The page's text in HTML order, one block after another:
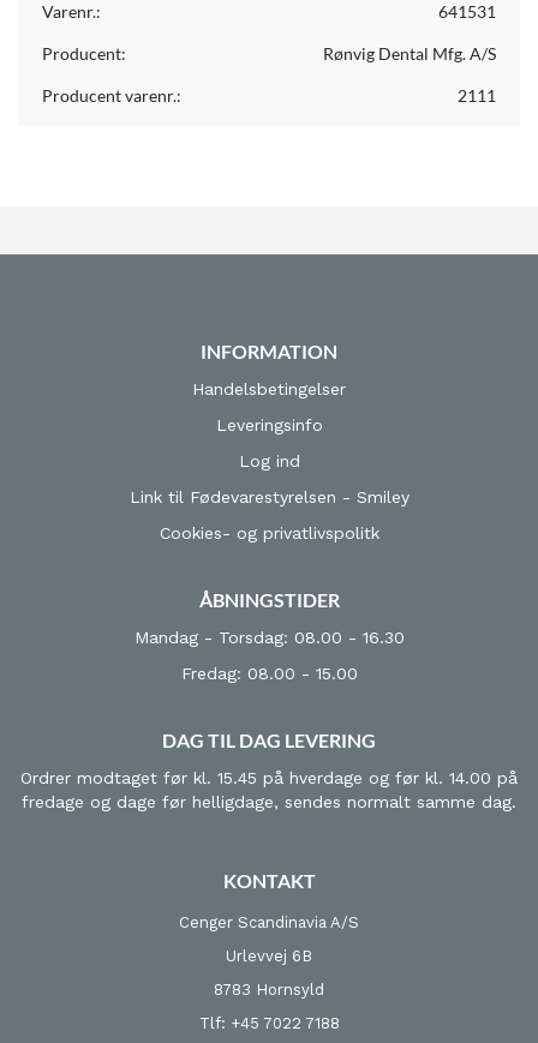
Varenr.: 641531
Producent: Rønvig Dental Mfg. A/S
Producent varenr.: 2111
INFORMATION
Handelsbetingelser
Leveringsinfo
Log ind
Link til Fødevarestyrelsen - Smiley
Cookies- og privatlivspolitk
ÅBNINGSTIDER
Mandag - Torsdag: 08.00 - 16.30
Fredag: 08.00 - 15.00
DAG TIL DAG LEVERING
Ordrer modtaget før kl. 15.45 på hverdage og før kl. 14.00 på
fredage og dage før helligdage, sendes normalt samme dag.
KONTAKT
Cenger Scandinavia A/S
Urlevvej 6B
8783 Hornsyld
Tlf: +45 7022 7188